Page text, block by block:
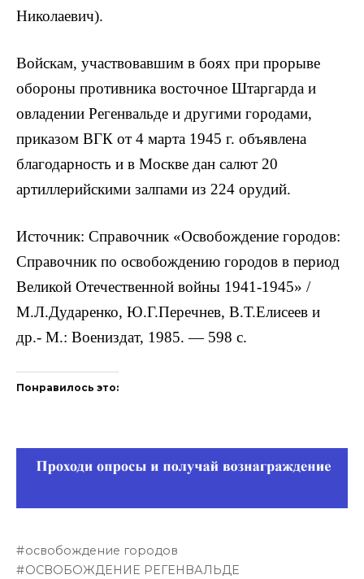
Николаевич).
Войскам, участвовавшим в боях при прорыве
обороны противника восточное Штаргарда и
овладении Регенвальде и другими городами,
приказом ВГК от 4 марта 1945 г. объявлена
благодарность и в Москве дан салют 20
артиллерийскими залпами из 224 орудий.
Источник: Справочник «Освобождение городов:
Справочник по освобождению городов в период
Великой Отечественной войны 1941-1945» /
М.Л.Дударенко, Ю.Г.Перечнев, В.Т.Елисеев и
др.- М.: Воениздат, 1985. — 598 с.
Понравилось это:
освобождение городов
ОСВОБОЖДЕНИЕ РЕГЕНВАЛЬДЕ